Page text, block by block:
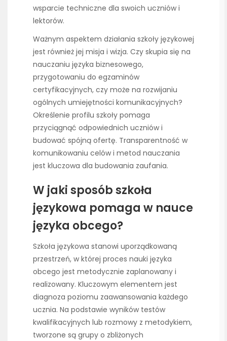
wsparcie techniczne dla swoich uczniów i
lektorów.
Ważnym aspektem działania szkoły językowej
jest również jej misja i wizja. Czy skupia się na
nauczaniu języka biznesowego,
przygotowaniu do egzaminów
certyfikacyjnych, czy może na rozwijaniu
ogólnych umiejętności komunikacyjnych?
Określenie profilu szkoły pomaga
przyciągnąć odpowiednich uczniów i
budować spójną ofertę. Transparentność w
komunikowaniu celów i metod nauczania
jest kluczowa dla budowania zaufania.
W jaki sposób szkoła
językowa pomaga w nauce
języka obcego?
Szkoła językowa stanowi uporządkowaną
przestrzeń, w której proces nauki języka
obcego jest metodycznie zaplanowany i
realizowany. Kluczowym elementem jest
diagnoza poziomu zaawansowania każdego
ucznia. Na podstawie wyników testów
kwalifikacyjnych lub rozmowy z metodykiem,
tworzone są grupy o zbliżonych